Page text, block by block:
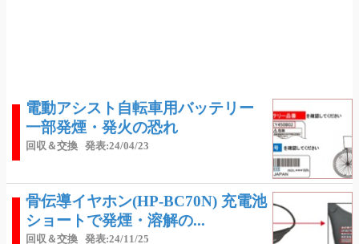
電動アシスト自転車用バッテリー
一部発煙・発火の恐れ
回収＆交換 発表:24/04/23
骨伝導イヤホン(HP-BC70N) 充電池
ショートで発煙・溶解の...
回収＆交換 発表:24/11/25